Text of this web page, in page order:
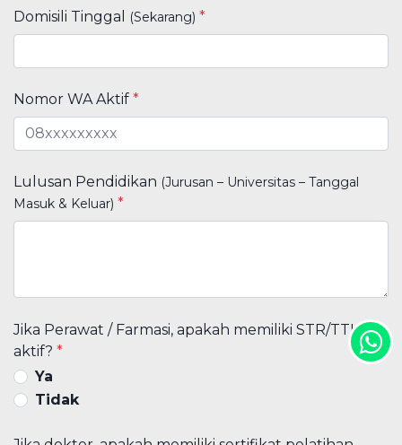
Domisili Tinggal (Sekarang) *
Nomor WA Aktif *
Lulusan Pendidikan (Jurusan – Universitas – Tanggal
Masuk & Keluar) *
Jika Perawat / Farmasi, apakah memiliki STR/TTK
aktif? *
Ya
Tidak